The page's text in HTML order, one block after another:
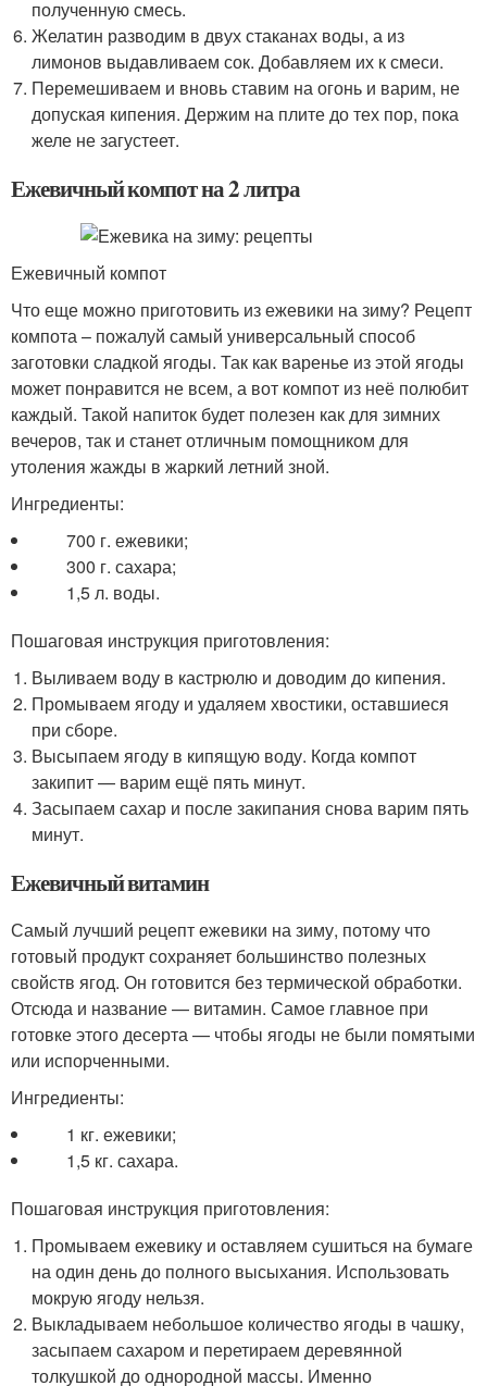
полученную смесь.
Желатин разводим в двух стаканах воды, а из
лимонов выдавливаем сок. Добавляем их к смеси.
Перемешиваем и вновь ставим на огонь и варим, не
допуская кипения. Держим на плите до тех пор, пока
желе не загустеет.
Ежевичный компот на 2 литра
Ежевичный компот
Что еще можно приготовить из ежевики на зиму? Рецепт
компота – пожалуй самый универсальный способ
заготовки сладкой ягоды. Так как варенье из этой ягоды
может понравится не всем, а вот компот из неё полюбит
каждый. Такой напиток будет полезен как для зимних
вечеров, так и станет отличным помощником для
утоления жажды в жаркий летний зной.
Ингредиенты:
700 г. ежевики;
300 г. сахара;
1,5 л. воды.
Пошаговая инструкция приготовления:
Выливаем воду в кастрюлю и доводим до кипения.
Промываем ягоду и удаляем хвостики, оставшиеся
при сборе.
Высыпаем ягоду в кипящую воду. Когда компот
закипит — варим ещё пять минут.
Засыпаем сахар и после закипания снова варим пять
минут.
Ежевичный витамин
Самый лучший рецепт ежевики на зиму, потому что
готовый продукт сохраняет большинство полезных
свойств ягод. Он готовится без термической обработки.
Отсюда и название — витамин. Самое главное при
готовке этого десерта — чтобы ягоды не были помятыми
или испорченными.
Ингредиенты:
1 кг. ежевики;
1,5 кг. сахара.
Пошаговая инструкция приготовления:
Промываем ежевику и оставляем сушиться на бумаге
на один день до полного высыхания. Использовать
мокрую ягоду нельзя.
Выкладываем небольшое количество ягоды в чашку,
засыпаем сахаром и перетираем деревянной
толкушкой до однородной массы. Именно